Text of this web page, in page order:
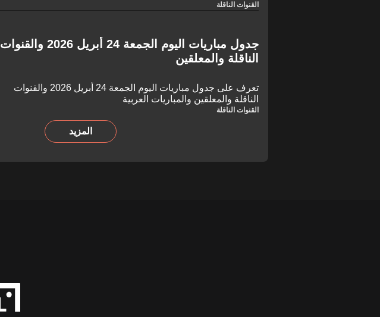
القنوات الناقلة
جدول مباريات اليوم الجمعة 24 أبريل 2026 والقنوات
الناقلة والمعلقين
تعرف على جدول مباريات اليوم الجمعة 24 أبريل 2026 والقنوات
الناقلة والمعلقين والمباريات العربية
القنوات الناقلة
المزيد